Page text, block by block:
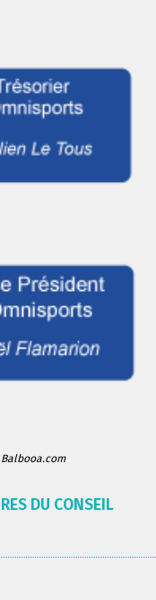
DU CONSEIL